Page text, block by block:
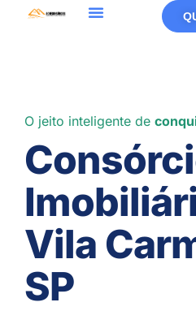
O jeito inteligente de
Vila
SP